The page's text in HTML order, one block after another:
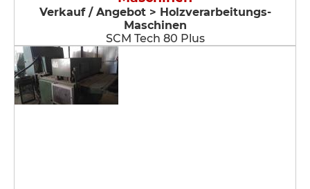
Verkauf / Angebot > Holzverarbeitungs-
Maschinen
SCM Tech 80 Plus